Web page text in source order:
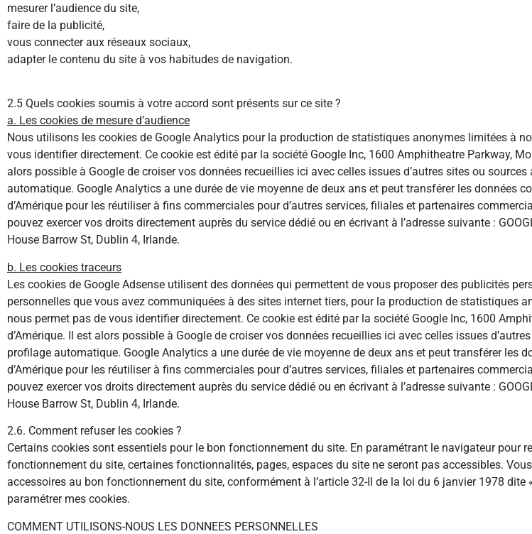
mesurer l’audience du site,
faire de la publicité,
vous connecter aux réseaux sociaux,
adapter le contenu du site à vos habitudes de navigation.
2.5 Quels cookies soumis à votre accord sont présents sur ce site ?
a. Les cookies de mesure d’audience
Nous utilisons les cookies de Google Analytics pour la production de statistiques anonymes limitées à
vous identifier directement. Ce cookie est édité par la société Google Inc, 1600 Amphitheatre Parkway,
alors possible à Google de croiser vos données recueillies ici avec celles issues d’autres sites ou
automatique. Google Analytics a une durée de vie moyenne de deux ans et peut transférer les données
d’Amérique pour les réutiliser à fins commerciales pour d’autres services, filiales et partenaires
pouvez exercer vos droits directement auprès du service dédié ou en écrivant à l’adresse suivante :
House Barrow St, Dublin 4, Irlande.
b. Les cookies traceurs
Les cookies de Google Adsense utilisent des données qui permettent de vous proposer des publicités
personnelles que vous avez communiquées à des sites internet tiers, pour la production de statistiques
nous permet pas de vous identifier directement. Ce cookie est édité par la société Google Inc, 1600
d’Amérique. Il est alors possible à Google de croiser vos données recueillies ici avec celles issues
profilage automatique. Google Analytics a une durée de vie moyenne de deux ans et peut transférer les
d’Amérique pour les réutiliser à fins commerciales pour d’autres services, filiales et partenaires
pouvez exercer vos droits directement auprès du service dédié ou en écrivant à l’adresse suivante :
House Barrow St, Dublin 4, Irlande.
2.6. Comment refuser les cookies ?
Certains cookies sont essentiels pour le bon fonctionnement du site. En paramétrant le navigateur pour
fonctionnement du site, certaines fonctionnalités, pages, espaces du site ne seront pas accessibles.
accessoires au bon fonctionnement du site, conformément à l’article 32-II de la loi du 6 janvier 1978 dite
paramétrer mes cookies.
COMMENT UTILISONS-NOUS LES DONNEES PERSONNELLES